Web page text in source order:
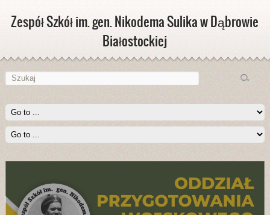
Zespół Szkół im. gen. Nikodema Sulika w Dąbrowie
Białostockiej